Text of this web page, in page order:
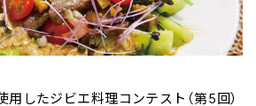
したジビエ料理コンテスト（第5回）